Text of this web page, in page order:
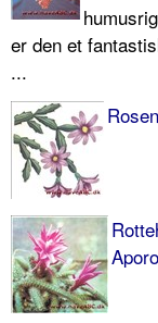
er den et
...